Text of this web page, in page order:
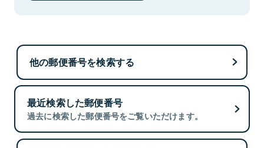
他の郵便番号を検索する
最近検索した郵便番号
過去に検索した郵便番号をご覧いただけます。